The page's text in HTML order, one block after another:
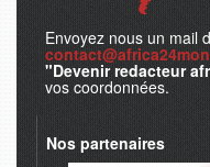
Envoyez nous un mail
"Devenir redacteur
vos coordonnées.
Nos partenaires